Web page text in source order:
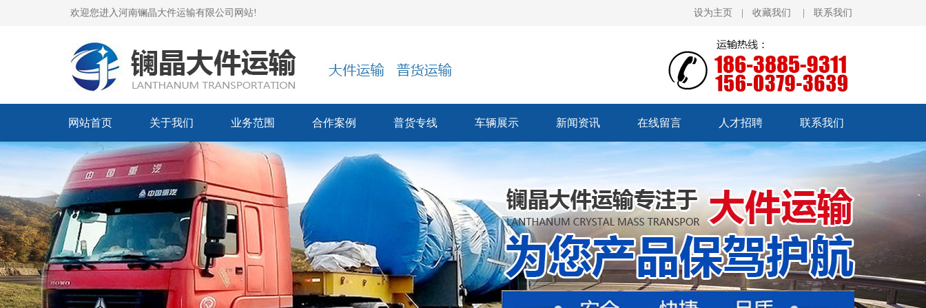
欢迎您进入河南镧晶大件运输有限公司网站! 设为主页 收藏我们 联系我们
网站首页 关于我们 业务范围 合作案例 普货专线 车辆展示 新闻资讯 在线留言 人才招聘 联系我们